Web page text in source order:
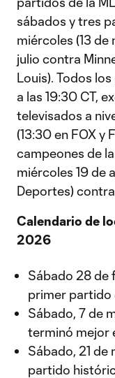
sábados y tres
miércoles (13
julio contra
Louis). Todos
a las 19:30 CT,
televisados a
(13:30 en FOX y
campeones de
miércoles 19 de
Deportes)
Calendario de
2026
Sábado 28 de
primer partido
Sábado, 7 de
terminó mejor
Sábado, 21
partido